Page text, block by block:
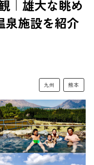
｜雄大な眺め
泉施設を紹介
九州 熊本